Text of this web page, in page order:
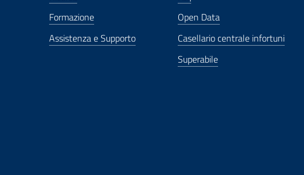
Formazione
Assistenza e Supporto
Open Data
Casellario centrale infortuni
Superabile